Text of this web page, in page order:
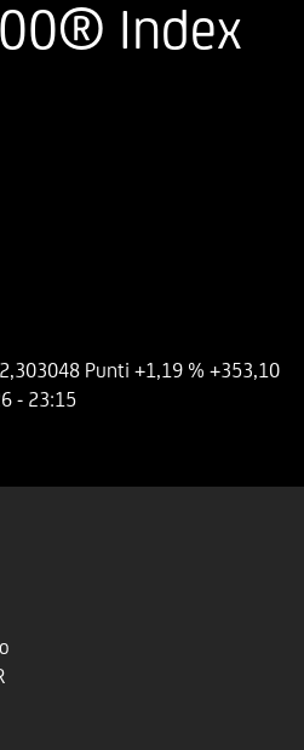
Index
Punti +1,19 % +353,10
- 23:15